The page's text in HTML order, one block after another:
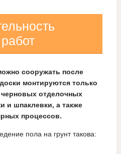
сооружать после
монтируются только
отделочных
и шпаклевки, а также
процессов.
пола на грунт такова: